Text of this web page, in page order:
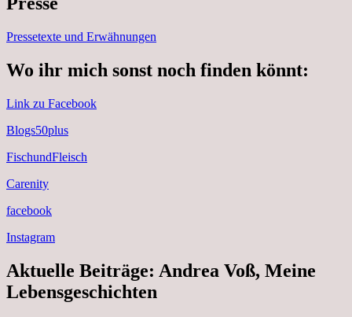
Pressetexte und Erwähnungen
Wo ihr mich sonst noch finden könnt:
Link zu Facebook
Blogs50plus
FischundFleisch
Carenity
facebook
Instagram
Aktuelle Beiträge: Andrea Voß, Meine
Lebensgeschichten